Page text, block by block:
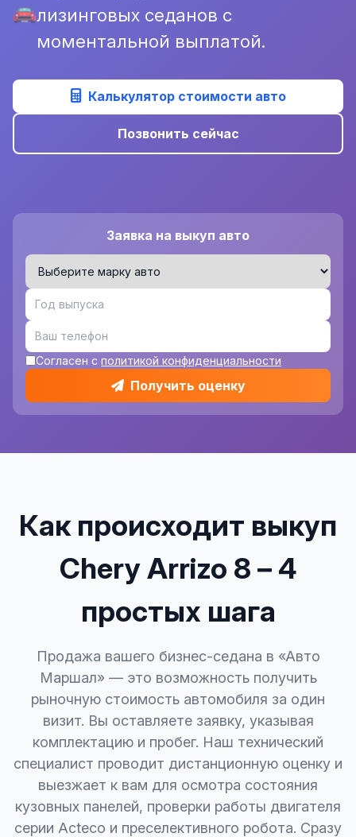
лизинговых седанов с
моментальной выплатой.
Калькулятор стоимости авто
Позвонить сейчас
Заявка на выкуп авто
Согласен с политикой конфиденциальности
Получить оценку
Как происходит выкуп
Chery Arrizo 8 – 4
простых шага
Продажа вашего бизнес-седана в «Авто
Маршал» — это возможность получить
рыночную стоимость автомобиля за один
визит. Вы оставляете заявку, указывая
комплектацию и пробег. Наш технический
специалист проводит дистанционную оценку и
выезжает к вам для осмотра состояния
кузовных панелей, проверки работы двигателя
серии Acteco и преселективного робота. Сразу